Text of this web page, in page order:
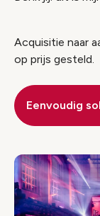
Acquisitie naar
op prijs gesteld.
Eenvoudig